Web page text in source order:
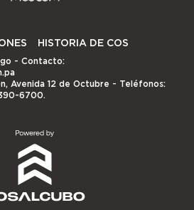
HISTORIA DE COS
- Contacto:
Avenida 12 de Octubre - Teléfonos:
6700.